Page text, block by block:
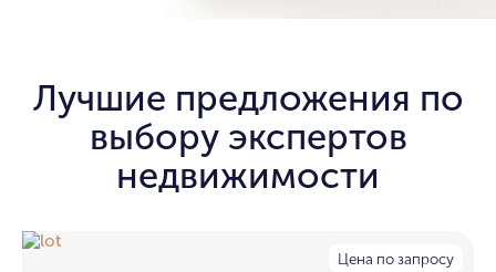
Лучшие предложения по
выбору экспертов
недвижимости
Цена по запросу